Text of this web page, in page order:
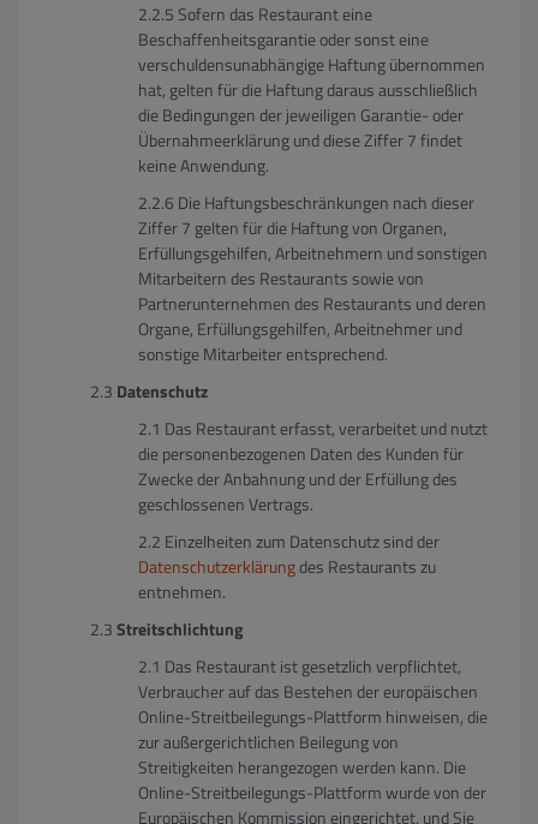
Sofern das Restaurant eine
Beschaffenheitsgarantie oder sonst eine
verschuldensunabhängige Haftung übernommen
hat, gelten für die Haftung daraus ausschließlich
die Bedingungen der jeweiligen Garantie- oder
Übernahmeerklärung und diese Ziffer 7 findet
keine Anwendung.
Die Haftungsbeschränkungen nach dieser
Ziffer 7 gelten für die Haftung von Organen,
Erfüllungsgehilfen, Arbeitnehmern und sonstigen
Mitarbeitern des Restaurants sowie von
Partnerunternehmen des Restaurants und deren
Organe, Erfüllungsgehilfen, Arbeitnehmer und
sonstige Mitarbeiter entsprechend.
Datenschutz
Das Restaurant erfasst, verarbeitet und nutzt
die personenbezogenen Daten des Kunden für
Zwecke der Anbahnung und der Erfüllung des
geschlossenen Vertrags.
Einzelheiten zum Datenschutz sind der
Datenschutzerklärungdes Restaurants zu
entnehmen.
Streitschlichtung
Das Restaurant ist gesetzlich verpflichtet,
Verbraucher auf das Bestehen der europäischen
Online-Streitbeilegungs-Plattform hinweisen, die
zur außergerichtlichen Beilegung von
Streitigkeiten herangezogen werden kann. Die
Online-Streitbeilegungs-Plattform wurde von der
Europäischen Kommission eingerichtet, und Sie